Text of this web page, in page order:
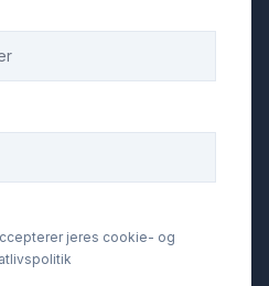
jeres cookie- og